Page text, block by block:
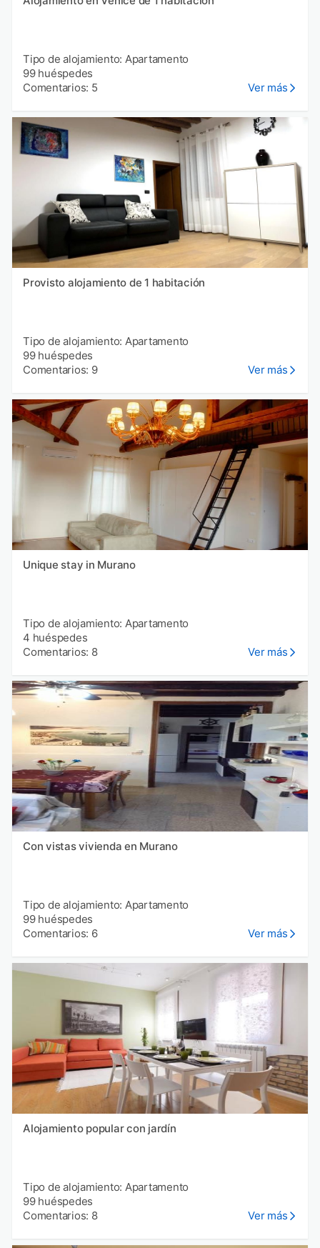
Tipo de alojamiento: Apartamento
99 huéspedes
Comentarios: 5
Ver más
Provisto alojamiento de 1 habitación
Tipo de alojamiento: Apartamento
99 huéspedes
Comentarios: 9
Ver más
Unique stay in Murano
Tipo de alojamiento: Apartamento
4 huéspedes
Comentarios: 8
Ver más
Con vistas vivienda en Murano
Tipo de alojamiento: Apartamento
99 huéspedes
Comentarios: 6
Ver más
Alojamiento popular con jardín
Tipo de alojamiento: Apartamento
99 huéspedes
Comentarios: 8
Ver más